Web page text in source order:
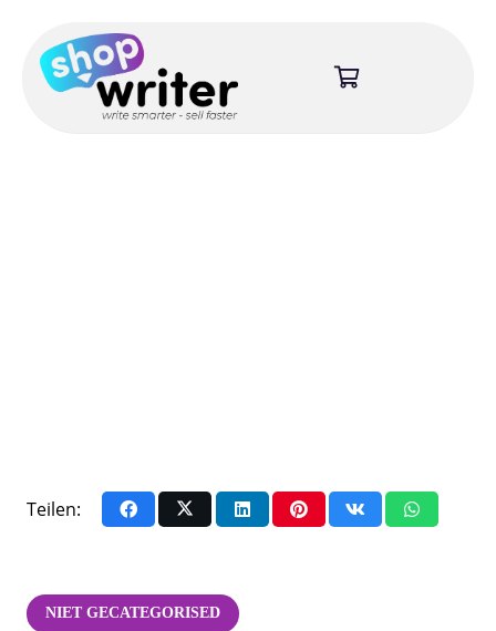
Teilen:
NIET GECATEGORISED